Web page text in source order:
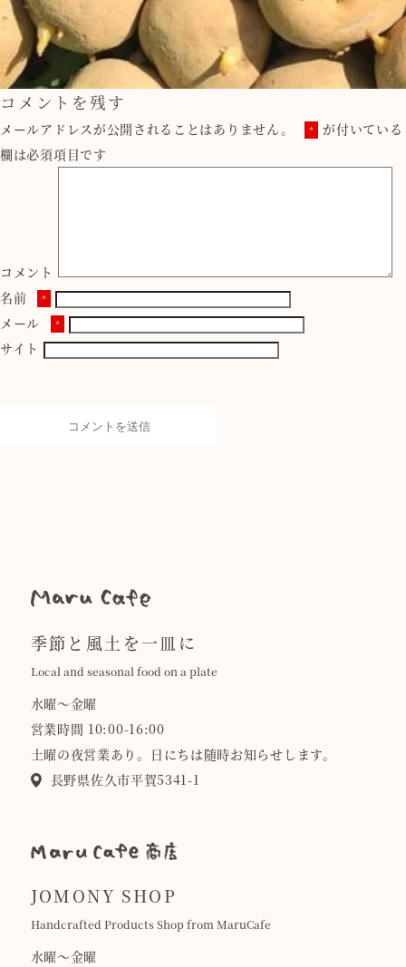
コメントを残す
メールアドレスが公開されることはありません。 *
が付いている
欄は必須項目です
コメント
名前
*
メール *
サイト
季節と風土を一皿に
Local and seasonal food on a plate
水曜〜金曜
営業時間 10:00-16:00
土曜の夜営業あり。日にちは随時お知らせします。
長野県佐久市平賀5341-1
JOMONY SHOP
Handcrafted Products Shop from MaruCafe
水曜〜金曜